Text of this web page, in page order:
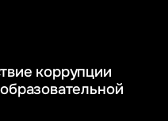
коррупции